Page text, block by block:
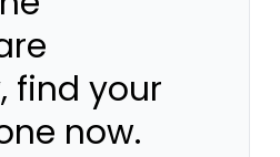
find your
now.